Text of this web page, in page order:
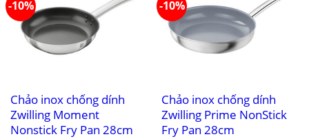
-10%
Chảo inox chống dính
Zwilling Moment
Nonstick Fry Pan 28cm
-10%
Chảo inox chống dính
Zwilling Prime NonStick
Fry Pan 28cm